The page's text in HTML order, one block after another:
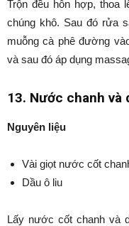
Trộn đều hỗn hợp, thoa
chúng khô. Sau đó rửa
muỗng cà phê đường
và sau đó áp dụng
13. Nước chanh và
Nguyên liệu
Vài giọt nước cốt
Dầu ô liu
Lấy nước cốt chanh và